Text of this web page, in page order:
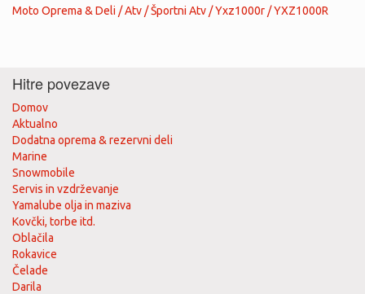
Moto Oprema & Deli / Atv / Športni Atv / Yxz1000r / YXZ1000R
Hitre povezave
Domov
Aktualno
Dodatna oprema & rezervni deli
Marine
Snowmobile
Servis in vzdrževanje
Yamalube olja in maziva
Kovčki, torbe itd.
Oblačila
Rokavice
Čelade
Darila